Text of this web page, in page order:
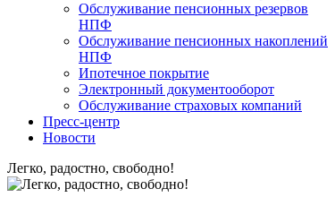
Обслуживание пенсионных резервов
НПФ
Обслуживание пенсионных накоплений
НПФ
Ипотечное покрытие
Электронный документооборот
Обслуживание страховых компаний
Пресс-центр
Новости
Легко, радостно, свободно!